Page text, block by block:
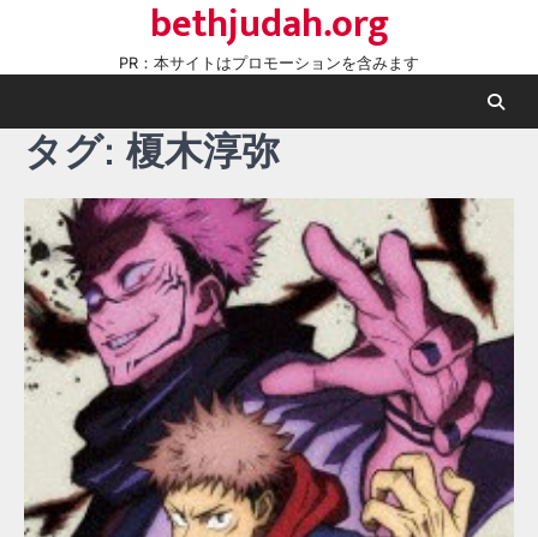
content
bethjudah.org
PR：本サイトはプロモーションを含みます
タグ: 榎木淳弥